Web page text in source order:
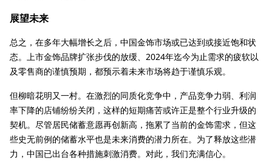
展望未来
总之，在多年大幅增长之后，中国金饰市场或已达到或接近饱和状
态。上市金饰品牌扩张步伐的放缓、2024年迄今为止需求的疲软以
及零售商的谨慎预期，都预示着未来市场将趋于谨慎乐观。
但柳暗花明又一村。在激烈的同质化竞争中，产品竞争力弱、利润
率下降的店铺纷纷关闭，这样的短期痛苦或许正是整个行业升级的
契机。尽管居民储蓄意愿再创新高，拖累了当前的金饰需求，但这
些史无前例的储蓄水平也是未来消费的潜力所在。为了释放这些潜
力，中国已出台各种措施刺激消费。对此，我们充满信心。